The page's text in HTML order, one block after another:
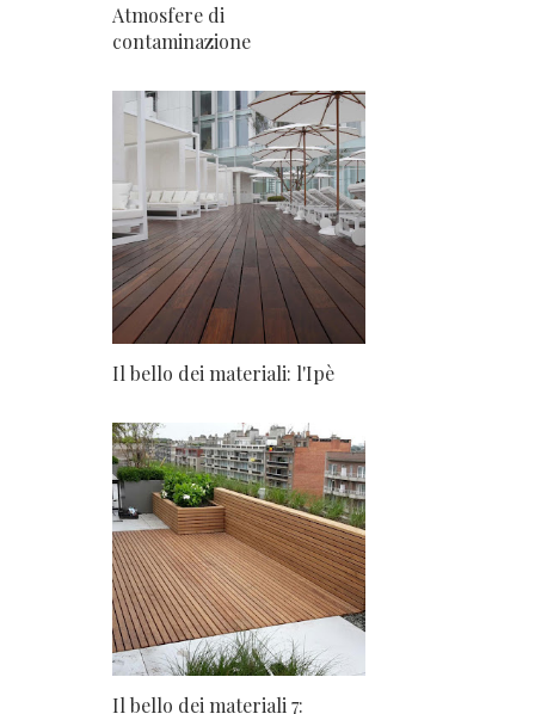
Atmosfere di
contaminazione
Il bello dei materiali: l'Ipè
Il bello dei materiali 7: